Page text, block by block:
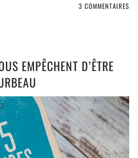
3 COMMENTAIRES
EMPÊCHENT D’ÊTRE